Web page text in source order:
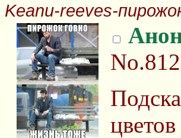
Keanu-reeves-